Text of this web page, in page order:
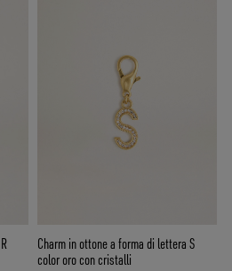
Charm in ottone a forma di lettera S
color oro con cristalli